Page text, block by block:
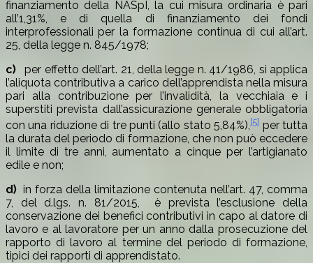
finanziamento della NASpI, la cui misura ordinaria è pari
all’1,31%, e di quella di finanziamento dei fondi
interprofessionali per la formazione continua di cui all’art.
25, della legge n. 845/1978;
c)
per effetto dell’art. 21, della legge n. 41/1986, si applica
l’aliquota contributiva a carico dell’apprendista nella misura
pari alla contribuzione per l’invalidità, la vecchiaia e i
superstiti prevista dall’assicurazione generale obbligatoria
con una riduzione di tre punti (allo stato 5,84%), [5] per tutta
la durata del periodo di formazione, che non può eccedere
il limite di tre anni, aumentato a cinque per l’artigianato
edile e non;
d) in forza della limitazione contenuta nell’art. 47, comma
7, del d.lgs. n. 81/2015, è prevista l’esclusione della
conservazione dei benefici contributivi in capo al datore di
lavoro e al lavoratore per un anno dalla prosecuzione del
rapporto di lavoro al termine del periodo di formazione,
tipici dei rapporti di apprendistato.